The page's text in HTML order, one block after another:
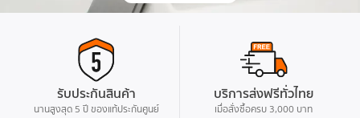
รับประกันสินค้า
นานสูงสุด 5 ปี ของแท้ประกันศูนย์
บริการส่งฟรีทั่วไทย
เมื่อสั่งซื้อครบ 3,000 บาท